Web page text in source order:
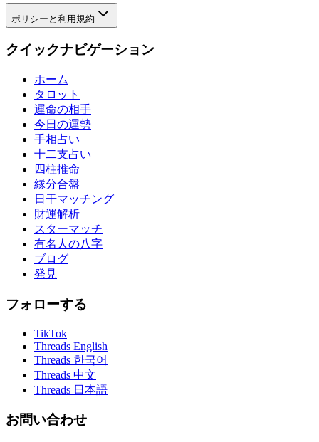
ポリシーと利用規約
クイックナビゲーション
ホーム
タロット
運命の相手
今日の運勢
手相占い
十二支占い
四柱推命
縁分合盤
日干マッチング
財運解析
スターマッチ
有名人の八字
ブログ
発見
フォローする
TikTok
Threads English
Threads 한국어
Threads 中文
Threads 日本語
お問い合わせ